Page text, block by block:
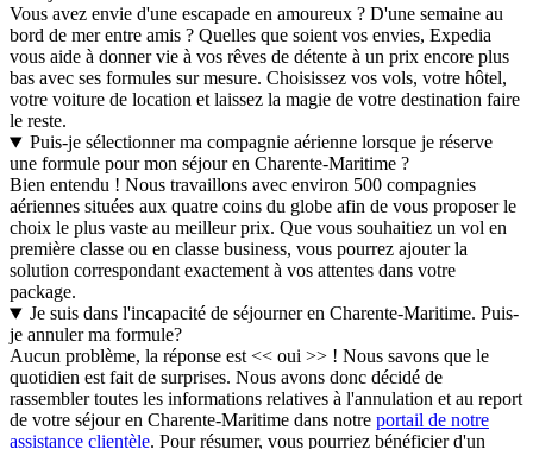
Vous avez envie d'une escapade en amoureux ? D'une semaine au
bord de mer entre amis ? Quelles que soient vos envies, Expedia
vous aide à donner vie à vos rêves de détente à un prix encore plus
bas avec ses formules sur mesure. Choisissez vos vols, votre hôtel,
votre voiture de location et laissez la magie de votre destination faire
le reste.
Puis-je sélectionner ma compagnie aérienne lorsque je réserve
une formule pour mon séjour en Charente-Maritime ?
Bien entendu ! Nous travaillons avec environ 500 compagnies
aériennes situées aux quatre coins du globe afin de vous proposer le
choix le plus vaste au meilleur prix. Que vous souhaitiez un vol en
première classe ou en classe business, vous pourrez ajouter la
solution correspondant exactement à vos attentes dans votre
package.
Je suis dans l'incapacité de séjourner en Charente-Maritime. Puis-
je annuler ma formule?
Aucun problème, la réponse est << oui >> ! Nous savons que le
quotidien est fait de surprises. Nous avons donc décidé de
rassembler toutes les informations relatives à l'annulation et au report
de votre séjour en Charente-Maritime dans notre portail de notre
assistance clientèle. Pour résumer, vous pourriez bénéficier d'un